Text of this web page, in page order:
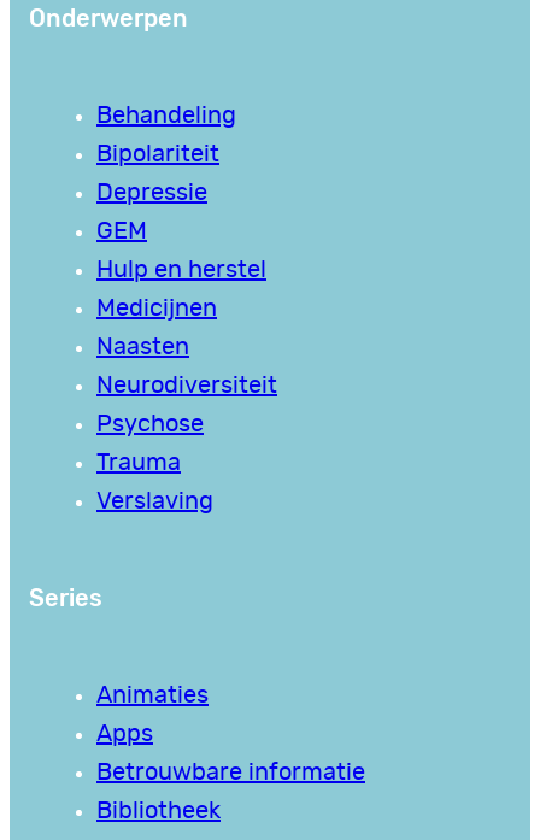
Onderwerpen
Behandeling
Bipolariteit
Depressie
GEM
Hulp en herstel
Medicijnen
Naasten
Neurodiversiteit
Psychose
Trauma
Verslaving
Series
Animaties
Apps
Betrouwbare informatie
Bibliotheek